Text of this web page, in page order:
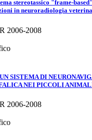
stereotassico "frame-
in neuroradiologia
2006-2008
SISTEMA DI
NEI PICCOLI
2006-2008